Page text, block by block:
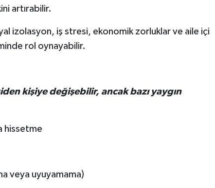
artırabilir.
izolasyon, iş stresi, ekonomik zorluklar ve aile içi
rol oynayabilir.
kişiye değişebilir, ancak bazı yaygın
hissetme
veya uyuyamama)